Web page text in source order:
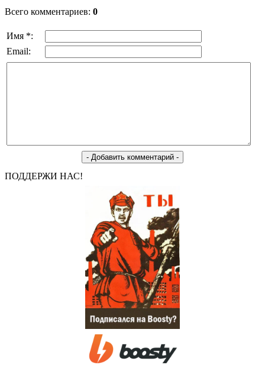
Всего комментариев: 0
Имя *:
Email:
ПОДДЕРЖИ НАС!